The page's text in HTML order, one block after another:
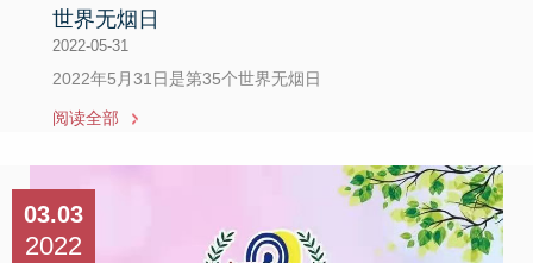
世界无烟日
2022-05-31
2022年5月31日是第35个世界无烟日
阅读全部
03.03
2022